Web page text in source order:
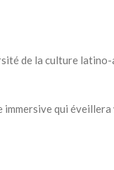
de la culture
qui